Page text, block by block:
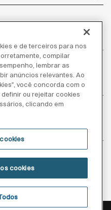
e de terceiros para nos
compilar
lembrar as
anúncios relevantes. Ao
você concorda com o
ou rejeitar cookies
clicando em
cookies